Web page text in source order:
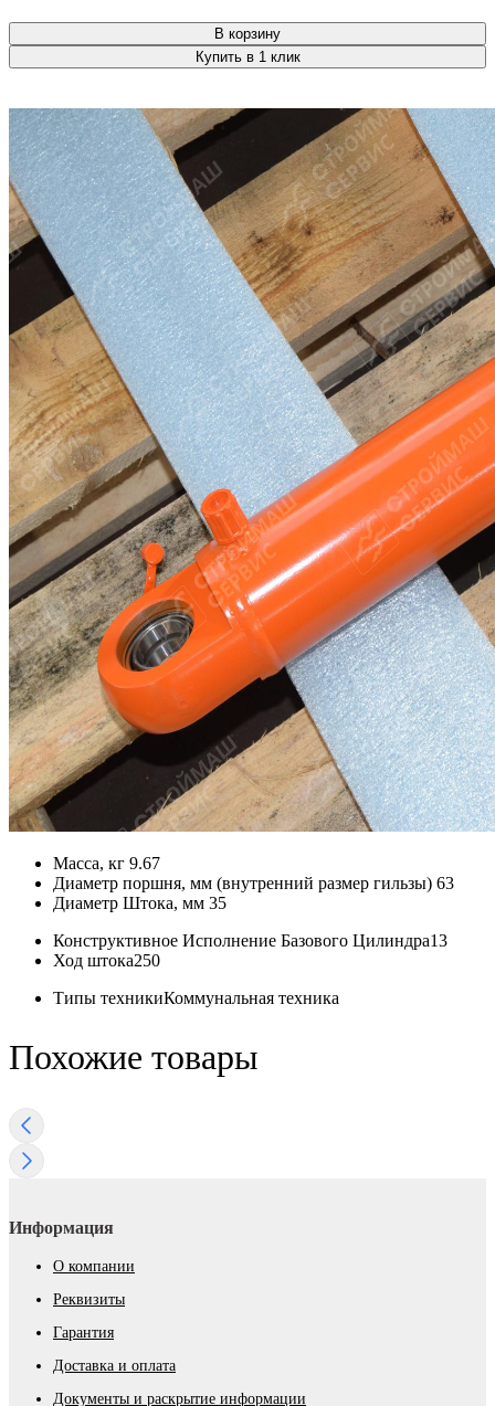
В корзину
Купить в 1 клик
Масса, кг 9.67
Диаметр поршня, мм (внутренний размер гильзы) 63
Диаметр Штока, мм 35
Конструктивное Исполнение Базового Цилиндра13
Ход штока250
Типы техникиКоммунальная техника
Похожие товары
Информация
О компании
Реквизиты
Гарантия
Доставка и оплата
Документы и раскрытие информации